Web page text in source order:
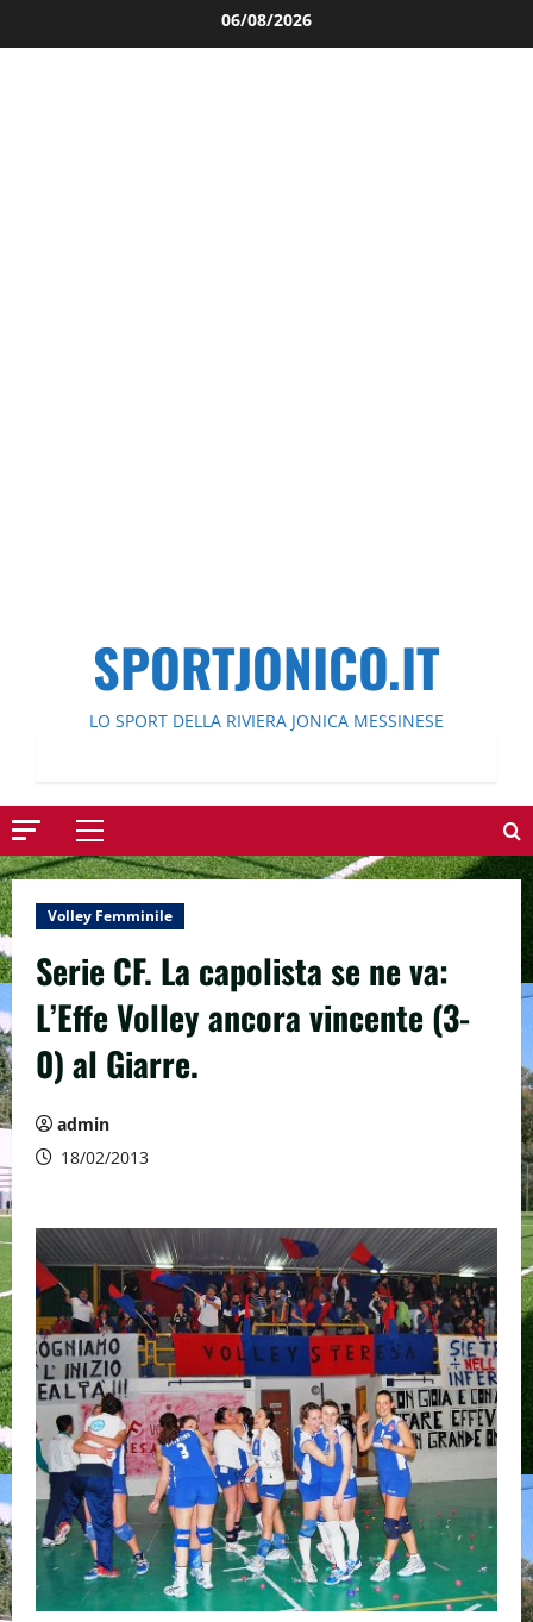
al
06/08/2026
SPORTJONICO.IT
LO SPORT DELLA RIVIERA JONICA MESSINESE
Menu
principale
Volley Femminile
Serie CF. La capolista se ne va:
L’Effe Volley ancora vincente (3-
0) al Giarre.
admin
18/02/2013